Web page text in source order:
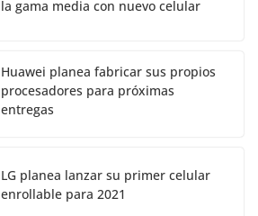
la gama media con nuevo celular
Huawei planea fabricar sus propios
procesadores para próximas
entregas
LG planea lanzar su primer celular
enrollable para 2021